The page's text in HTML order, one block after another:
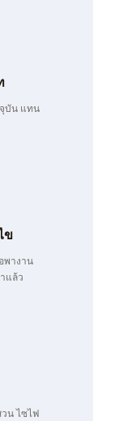
บัน แทน
ข
พางาน
แล้ว
น ไซไฟ